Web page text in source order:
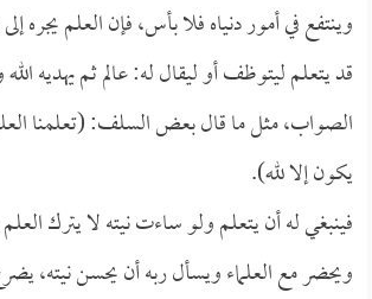
وينتفع في أمور دنياه فلا بأس، فإن العلم يجره
قد يتعلم ليتوظف أو ليقال له: عالم ثم يهديه
الصواب، مثل ما قال بعض السلف: (تعلمنا
يكون إلا لله).
فينبغي له أن يتعلم ولو ساءت نيته لا يترك
ويحضر مع العلماء ويسأل ربه أن يحسن نيته، يضرع